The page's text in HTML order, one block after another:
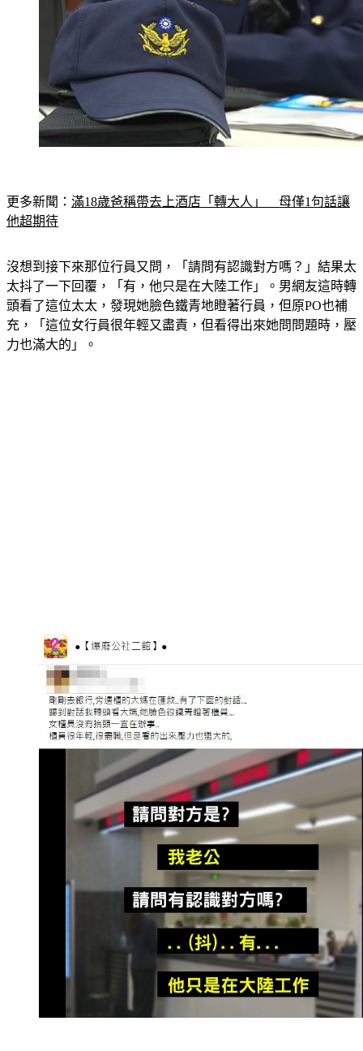
更多新聞： 滿18歲爸稱帶去上酒店「轉大人」　母僅1句話讓
他超期待
沒想到接下來那位行員又問，「請問有認識對方嗎？」結果太
太抖了一下回覆，「有，他只是在大陸工作」。男網友這時轉
頭看了這位太太，發現她臉色鐵青地瞪著行員，但原PO也補
充，「這位女行員很年輕又盡責，但看得出來她問問題時，壓
力也滿大的」。